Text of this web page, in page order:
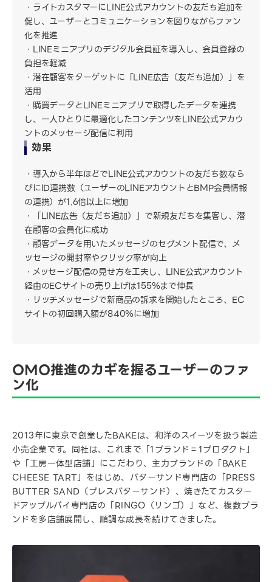
ライトカスタマーにLINE公式アカウントの友だち追加を
促し、ユーザーとコミュニケーションを図りながらファン
化を推進
LINEミニアプリのデジタル会員証を導入し、会員登録の
負担を軽減
潜在顧客をターゲットに「LINE広告（友だち追加）」を
活用
購買データとLINEミニアプリで取得したデータを連携
し、一人ひとりに最適化したコンテンツをLINE公式アカウ
ントのメッセージ配信に利用
効果
導入から半年ほどでLINE公式アカウントの友だち数なら
びにID連携数（ユーザーのLINEアカウントとBMP会員情報
の連携）が1.6倍以上に増加
「LINE広告（友だち追加）」で新規友だちを集客し、潜
在顧客の会員化に成功
顧客データを用いたメッセージのセグメント配信で、メ
ッセージの開封率やクリック率が向上
メッセージ配信の見せ方を工夫し、LINE公式アカウント
経由のECサイトの売り上げは155％まで伸長
リッチメッセージで新商品の訴求を開始したところ、EC
サイトの初回購入額が840％に増加
OMO推進のカギを握るユーザーのファ
ン化
2013年に東京で創業したBAKEは、和洋のスイーツを扱う製造
小売企業です。同社は、これまで「1ブランド＝1プロダクト」
や「工房一体型店舗」にこだわり、主力ブランドの「BAKE
CHEESE TART」をはじめ、バターサンド専門店の「PRESS
BUTTER SAND（プレスバターサンド）、焼きたてカスター
ドアップルパイ専門店の「RINGO（リンゴ）」など、複数ブラ
ンドを多店舗展開し、順調な成長を続けてきました。